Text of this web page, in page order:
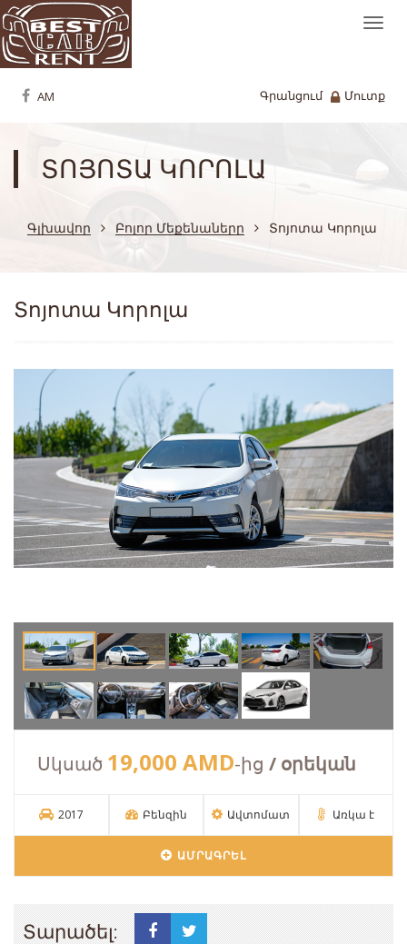
Մուտք
Գրանցում
ՏՈՅՈՏԱ ԿՈՐՈԼԱ
Գլխավոր Բոլոր Մեքենաները Տոյոտա Կորոլա
Տոյոտա Կորոլա
Սկսած 19,000 AMD-ից / օրեկան
2017 Բենզին Ավտոմատ Առկա է
ԱՄՐԱԳՐԵԼ
Տարածել: